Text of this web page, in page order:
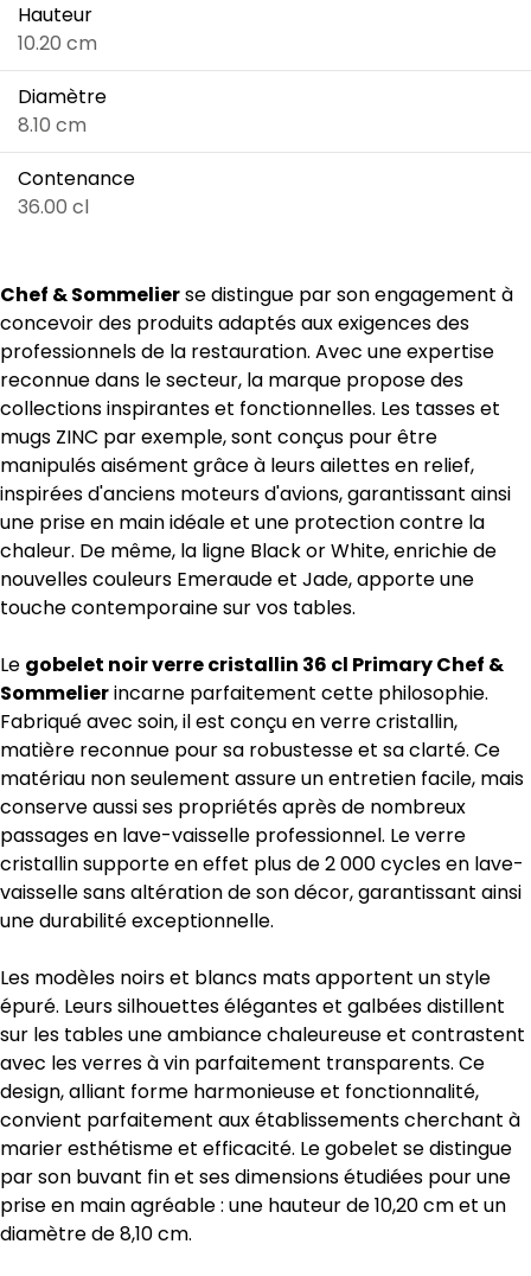
Hauteur
10.20 cm
Diamètre
8.10 cm
Contenance
36.00 cl
Chef & Sommelierse distingue par son engagement à
concevoir des produits adaptés aux exigences des
professionnels de la restauration. Avec une expertise
reconnue dans le secteur, la marque propose des
collections inspirantes et fonctionnelles. Les tasses et
mugs ZINC par exemple, sont conçus pour être
manipulés aisément grâce à leurs ailettes en relief,
inspirées d'anciens moteurs d'avions, garantissant ainsi
une prise en main idéale et une protection contre la
chaleur. De même, la ligne Black or White, enrichie de
nouvelles couleurs Emeraude et Jade, apporte une
touche contemporaine sur vos tables.
Le gobelet noir verre cristallin 36 cl Primary Chef &
Sommelierincarne parfaitement cette philosophie.
Fabriqué avec soin, il est conçu en verre cristallin,
matière reconnue pour sa robustesse et sa clarté. Ce
matériau non seulement assure un entretien facile, mais
conserve aussi ses propriétés après de nombreux
passages en lave-vaisselle professionnel. Le verre
cristallin supporte en effet plus de 2 000 cycles en lave-
vaisselle sans altération de son décor, garantissant ainsi
une durabilité exceptionnelle.
Les modèles noirs et blancs mats apportent un style
épuré. Leurs silhouettes élégantes et galbées distillent
sur les tables une ambiance chaleureuse et contrastent
avec les verres à vin parfaitement transparents. Ce
design, alliant forme harmonieuse et fonctionnalité,
convient parfaitement aux établissements cherchant à
marier esthétisme et efficacité. Le gobelet se distingue
par son buvant fin et ses dimensions étudiées pour une
prise en main agréable : une hauteur de 10,20 cm et un
diamètre de 8,10 cm.